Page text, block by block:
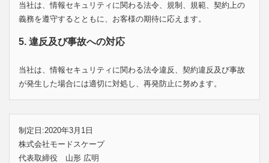
当社は、情報セキュリティに関わる法令、規制、規範、契約上の
義務を遵守するとともに、お客様の期待に応えます。
5. 違反及び事故への対応
当社は、情報セキュリティに関わる法令違反、契約違反及び事故
が発生した場合には適切に対処し、再発防止に努めます。
制定日:2020年3月1日
株式会社モードスケープ
代表取締役 山形 広明